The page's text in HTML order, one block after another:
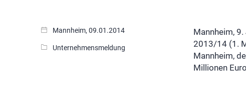
Mannheim, 09.01.2014
Unternehmensmeldung
Mannheim,
2013/14 (1.
Mannheim,
Millionen